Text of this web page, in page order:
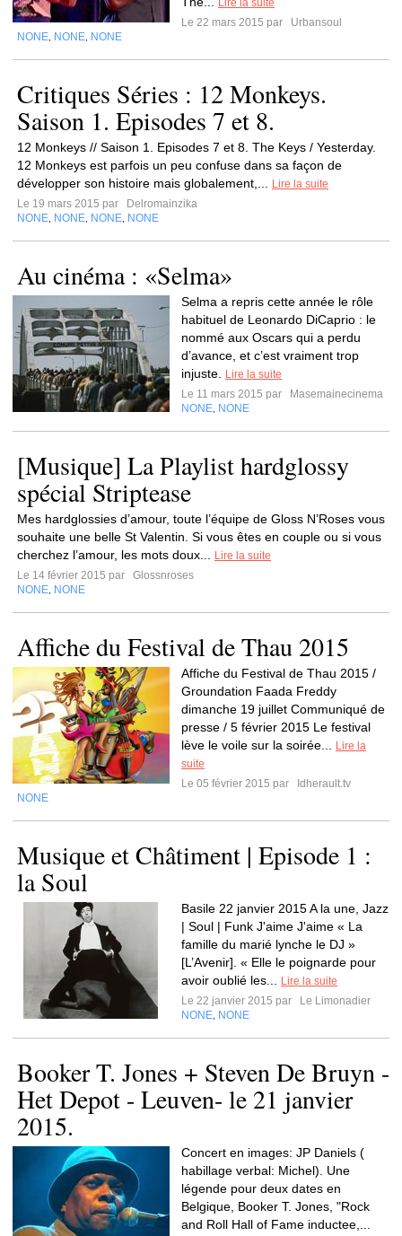
Lire la suite
Le 22 mars 2015 par
Urbansoul
NONE NONE NONE
Critiques Séries : 12 Monkeys.
Saison 1. Episodes 7 et 8.
12 Monkeys // Saison 1. Episodes 7 et 8. The Keys / Yesterday.
12 Monkeys est parfois un peu confuse dans sa façon de
développer son histoire mais globalement,...
Lire la suite
Le 19 mars 2015 par
Delromainzika
NONE NONE NONE NONE
Au cinéma : «Selma»
Selma a repris cette année le rôle
habituel de Leonardo DiCaprio : le
nommé aux Oscars qui a perdu
d’avance, et c’est vraiment trop
injuste.
Lire la suite
Le 11 mars 2015 par
Masemainecinema
NONE NONE
[Musique] La Playlist hardglossy
spécial Striptease
Mes hardglossies d’amour, toute l’équipe de Gloss N’Roses vous
souhaite une belle St Valentin. Si vous êtes en couple ou si vous
cherchez l’amour, les mots doux...
Lire la suite
Le 14 février 2015 par
Glossnroses
NONE NONE
Affiche du Festival de Thau 2015
Affiche du Festival de Thau 2015 /
Groundation Faada Freddy
dimanche 19 juillet Communiqué de
presse / 5 février 2015 Le festival
lève le voile sur la soirée...
Lire la
suite
Le 05 février 2015 par
Idherault.tv
NONE
Musique et Châtiment | Episode 1 :
la Soul
Basile 22 janvier 2015 A la une, Jazz
| Soul | Funk J'aime J'aime « La
famille du marié lynche le DJ »
[L’Avenir]. « Elle le poignarde pour
avoir oublié les...
Lire la suite
Le 22 janvier 2015 par
Le Limonadier
NONE NONE
Booker T. Jones + Steven De Bruyn -
Het Depot - Leuven- le 21 janvier
2015.
Concert en images: JP Daniels (
habillage verbal: Michel). Une
légende pour deux dates en
Belgique, Booker T. Jones, "Rock
and Roll Hall of Fame inductee,...